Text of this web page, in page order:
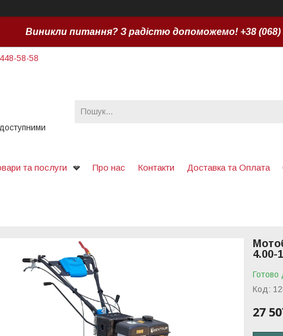
Виникли питання? З радістю допоможемо! +38 (068)
58-58
та послуги Про нас Контакти Доставка та Оплата
4.00-
Готово
Код:
27